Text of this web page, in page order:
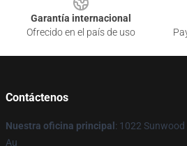
Garantía internacional
Ofrecido en el país de uso
Contáctenos
Nuestra oficina principal : 1022
Au